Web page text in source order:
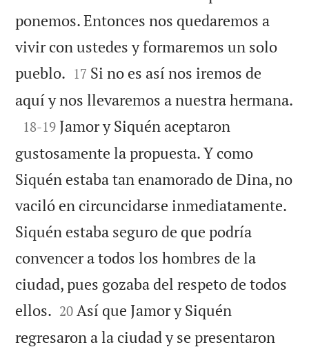
ponemos. Entonces nos quedaremos a
vivir con ustedes y formaremos un solo
pueblo. 

17 Si no es así nos iremos de
aquí y nos llevaremos a nuestra hermana.

18-19 Jamor y Siquén aceptaron
gustosamente la propuesta. Y como
Siquén estaba tan enamorado de Dina, no
vaciló en circuncidarse inmediatamente.
Siquén estaba seguro de que podría
convencer a todos los hombres de la
ciudad, pues gozaba del respeto de todos
ellos. 

20 Así que Jamor y Siquén
regresaron a la ciudad y se presentaron